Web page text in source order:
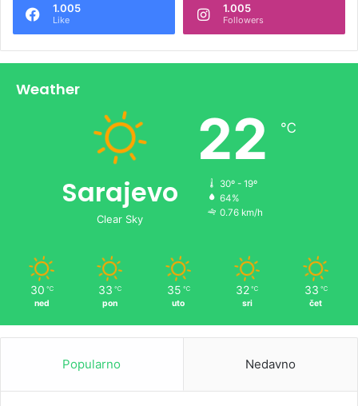
1.005
Like
1.005
Followers
Weather
Sarajevo
Clear Sky
22 ℃
30º - 19º
64%
0.76 km/h
30 ℃
ned
33 ℃
pon
35 ℃
uto
32 ℃
sri
33 ℃
čet
Popularno Nedavno